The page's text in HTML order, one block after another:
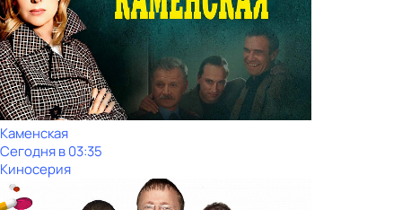
Каменская
Сегодня в 03:35
Киносерия